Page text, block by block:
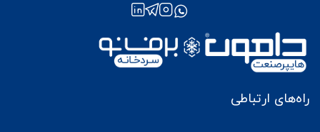
راه‌های ارتباطی